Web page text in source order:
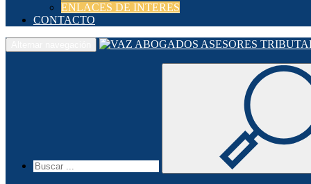
ENLACES DE INTERES
CONTACTO